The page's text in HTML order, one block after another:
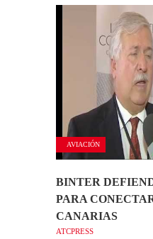
AVIACIÓN
BINTER
PARA
CANARIAS
ATCPRESS